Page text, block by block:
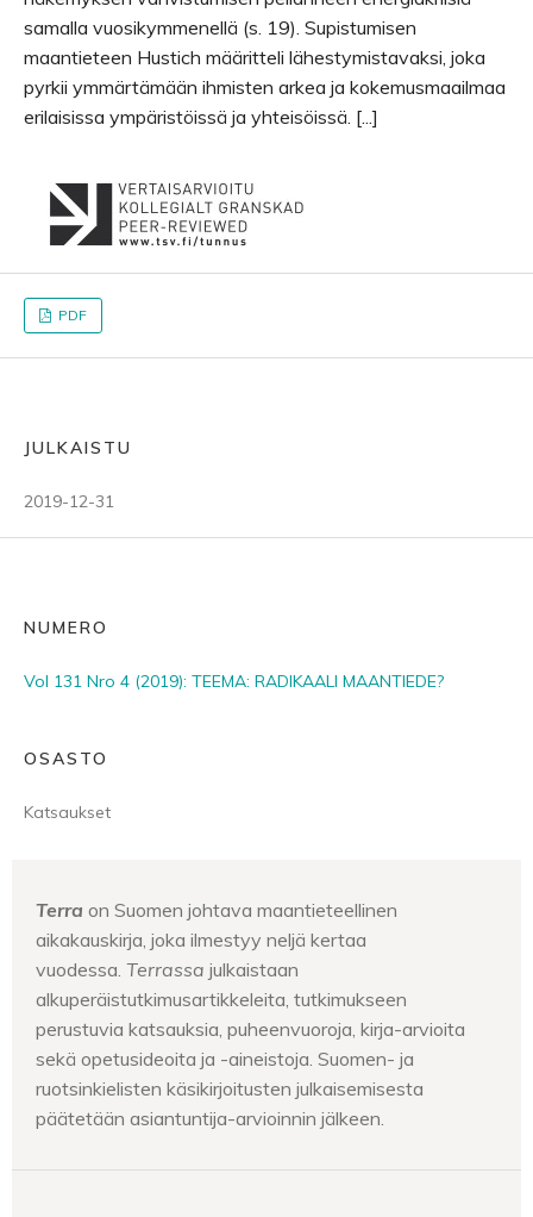
samalla vuosikymmenellä (s. 19). Supistumisen
maantieteen Hustich määritteli lähestymistavaksi, joka
pyrkii ymmärtämään ihmisten arkea ja kokemusmaailmaa
erilaisissa ympäristöissä ja yhteisöissä. [...]
PDF
JULKAISTU
2019-12-31
NUMERO
Vol 131 Nro 4 (2019): TEEMA: RADIKAALI MAANTIEDE?
OSASTO
Katsaukset
Terra on Suomen johtava maantieteellinen
aikakauskirja, joka ilmestyy neljä kertaa
vuodessa. Terrassa julkaistaan
alkuperäistutkimusartikkeleita, tutkimukseen
perustuvia katsauksia, puheenvuoroja, kirja-arvioita
sekä opetusideoita ja -aineistoja. Suomen- ja
ruotsinkielisten käsikirjoitusten julkaisemisesta
päätetään asiantuntija-arvioinnin jälkeen.